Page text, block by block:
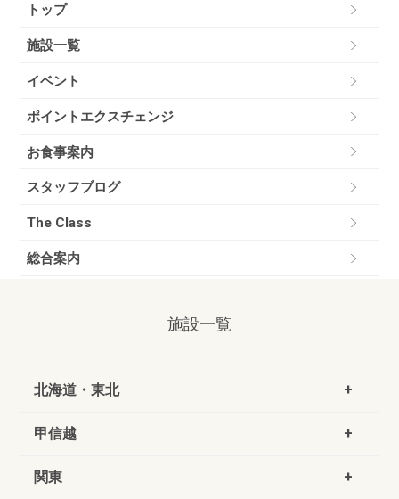
トップ
施設一覧
イベント
ポイントエクスチェンジ
お食事案内
スタッフブログ
The Class
総合案内
施設一覧
北海道・東北
甲信越
関東